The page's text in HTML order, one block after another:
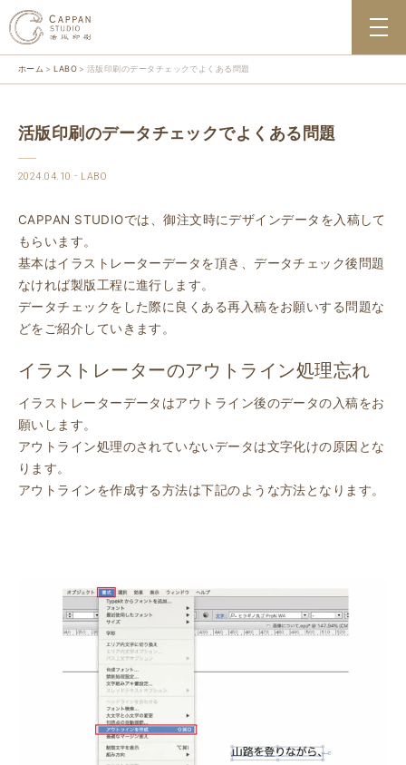
ホーム LABO 活版印刷のデータチェックでよくある問題
活版印刷のデータチェックでよくある問題
2024.04.10 LABO
CAPPAN STUDIOでは、御注文時にデザインデータを入稿して
もらいます。
基本はイラストレーターデータを頂き、データチェック後問題
なければ製版工程に進行します。
データチェックをした際に良くある再入稿をお願いする問題な
どをご紹介していきます。
イラストレーターのアウトライン処理忘れ
イラストレーターデータはアウトライン後のデータの入稿をお
願いします。
アウトライン処理のされていないデータは文字化けの原因とな
ります。
アウトラインを作成する方法は下記のような方法となります。